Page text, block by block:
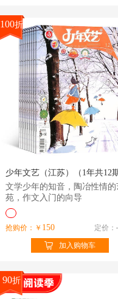
100折
文学少年的知音，陶冶性情的
苑，作文入门的向导
抢购价：￥ 150 定价：
加入购物车
90折